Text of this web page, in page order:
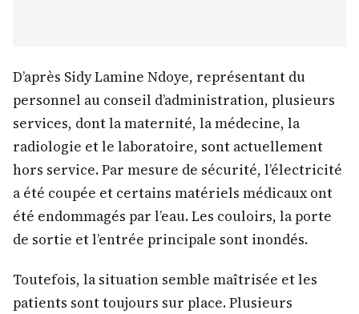
D’après Sidy Lamine Ndoye, représentant du
personnel au conseil d’administration, plusieurs
services, dont la maternité, la médecine, la
radiologie et le laboratoire, sont actuellement
hors service. Par mesure de sécurité, l’électricité
a été coupée et certains matériels médicaux ont
été endommagés par l’eau. Les couloirs, la porte
de sortie et l’entrée principale sont inondés.
Toutefois, la situation semble maîtrisée et les
patients sont toujours sur place. Plusieurs